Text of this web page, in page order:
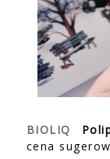
BIOLIQ
cena